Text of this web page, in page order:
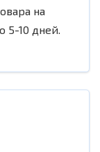
на
5-10 дней.